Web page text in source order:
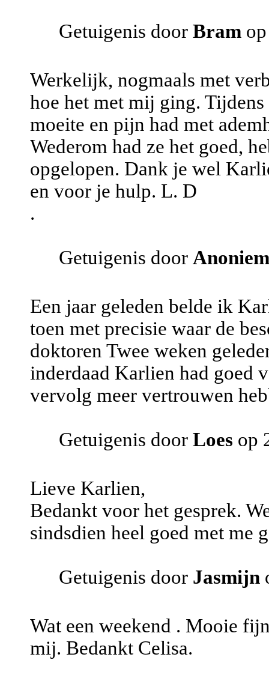
Getuigenis door Bram
Werkelijk, nogmaals met
hoe het met mij ging.
moeite en pijn had met
Wederom had ze het goed,
opgelopen. Dank je wel
en voor je hulp. L. D
.
Getuigenis door Anoniem
Een jaar geleden belde ik
toen met precisie waar de
doktoren Twee weken
inderdaad Karlien had goed
vervolg meer vertrouwen
Getuigenis door Loes op
Lieve Karlien,
Bedankt voor het gesprek.
sindsdien heel goed met me
Getuigenis door Jasmijn
Wat een weekend . Mooie
mij. Bedankt Celisa.